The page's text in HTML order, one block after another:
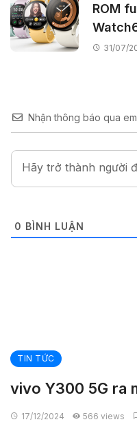
ROM
31/07/
Nhận thông báo qua
0 BÌNH LUẬN
TIN TỨC
vivo Y300 5G ra
17/12/2024 566 views